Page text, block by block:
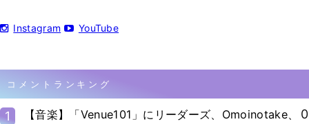
Instagram YouTube
コメントランキング
1
【音楽】「Venue101」にリーダーズ、Omoinotake、
0